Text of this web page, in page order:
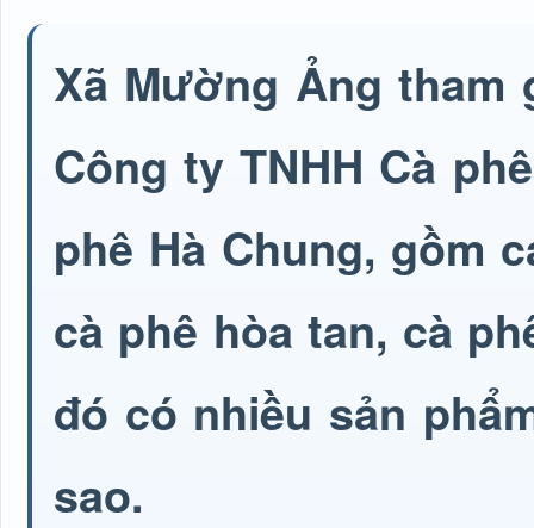
Xã Mường Ảng tham
Công ty TNHH Cà
phê Hà Chung, gồm
cà phê hòa tan, cà
đó có nhiều sản
sao.